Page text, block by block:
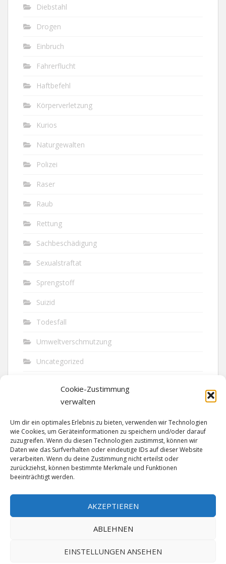
Cookie-Zustimmung
verwalten
Um dir ein optimales Erlebnis zu bieten, verwenden wir Technologien
wie Cookies, um Geräteinformationen zu speichern und/oder darauf
zuzugreifen. Wenn du diesen Technologien zustimmst, können wir
Daten wie das Surfverhalten oder eindeutige IDs auf dieser Website
verarbeiten. Wenn du deine Zustimmung nicht erteilst oder
zurückziehst, können bestimmte Merkmale und Funktionen
beeinträchtigt werden.
AKZEPTIEREN
ABLEHNEN
EINSTELLUNGEN ANSEHEN
Diebstahl
Drogen
Einbruch
Fahrerflucht
Haftbefehl
Körperverletzung
Kurios
Naturgewalten
Polizei
Raser
Raub
Rettung
Sachbeschädigung
Sexualstraftat
Sprengstoff
Suizid
Todesfall
Umweltverschmutzung
Uncategorized
Vandalismus
Verkehr
Verkehrsunfall
Vermisst
Waffen